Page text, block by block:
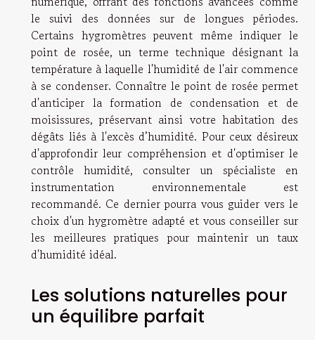
le suivi des données sur de longues périodes.
Certains hygromètres peuvent même indiquer le
point de rosée, un terme technique désignant la
température à laquelle l'humidité de l'air commence
à se condenser. Connaître le point de rosée permet
d'anticiper la formation de condensation et de
moisissures, préservant ainsi votre habitation des
dégâts liés à l'excès d’humidité. Pour ceux désireux
d'approfondir leur compréhension et d'optimiser le
contrôle humidité, consulter un spécialiste en
instrumentation environnementale est
recommandé. Ce dernier pourra vous guider vers le
choix d'un hygromètre adapté et vous conseiller sur
les meilleures pratiques pour maintenir un taux
d'humidité idéal.
Les solutions naturelles pour
un équilibre parfait